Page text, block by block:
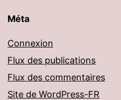
Méta
Connexion
Flux des publications
Flux des commentaires
Site de WordPress-FR